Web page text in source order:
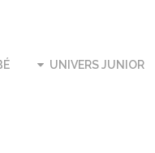
UNIVERS JUNIOR